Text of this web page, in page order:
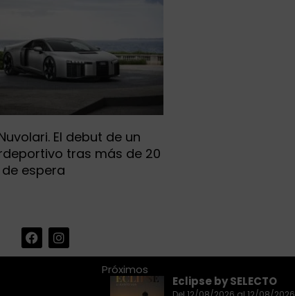
El debut de un
tras más de 20
espera
F
a
c
I
n
s
Próximos
Eclipse by SELECTO